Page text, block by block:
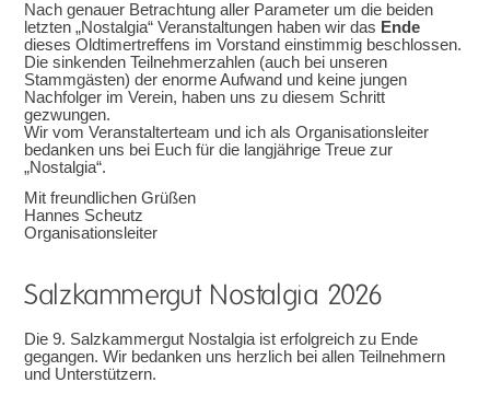
Nach genauer Betrachtung aller Parameter um die beiden
letzten „Nostalgia“ Veranstaltungen haben wir das Ende
dieses Oldtimertreffens im Vorstand einstimmig beschlossen.
Die sinkenden Teilnehmerzahlen (auch bei unseren
Stammgästen) der enorme Aufwand und keine jungen
Nachfolger im Verein, haben uns zu diesem Schritt
gezwungen.
Wir vom Veranstalterteam und ich als Organisationsleiter
bedanken uns bei Euch für die langjährige Treue zur
„Nostalgia“.
Mit freundlichen Grüßen
Hannes Scheutz
Organisationsleiter
Salzkammergut Nostalgia 2026
Die 9. Salzkammergut Nostalgia ist erfolgreich zu Ende
gegangen. Wir bedanken uns herzlich bei allen Teilnehmern
und Unterstützern.